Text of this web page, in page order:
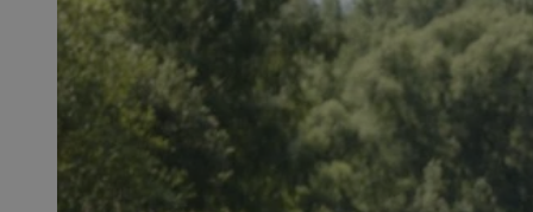
SessID
QeSessID
MvSessID
msToken